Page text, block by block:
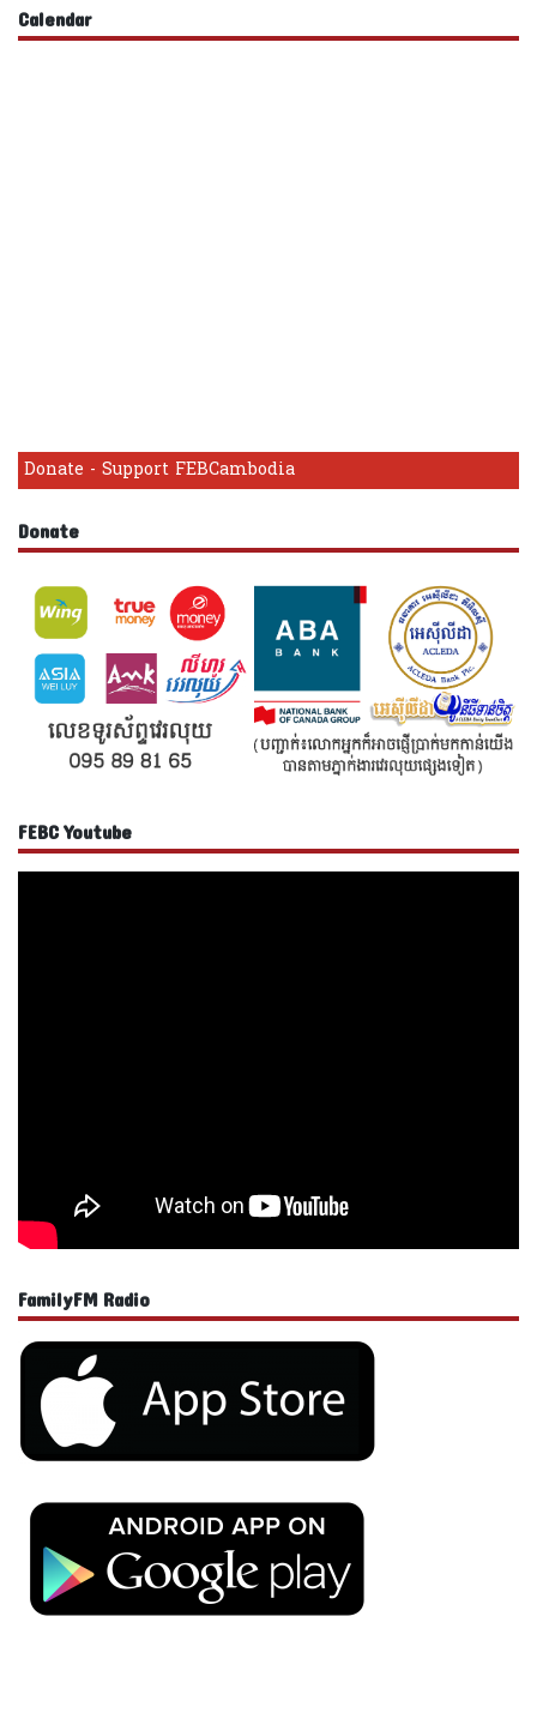
Calendar
Donate - Support FEBCambodia
Donate
FEBC Youtube
FamilyFM Radio